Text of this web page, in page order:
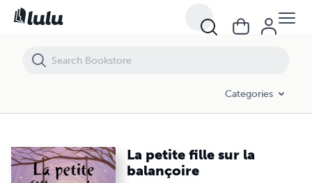
Categories
La petite fille sur la
balançoire
La petite fille sur la balançoire